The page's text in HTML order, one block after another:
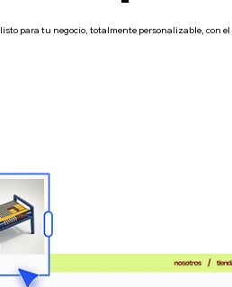
para tu negocio, totalmente personalizable, con